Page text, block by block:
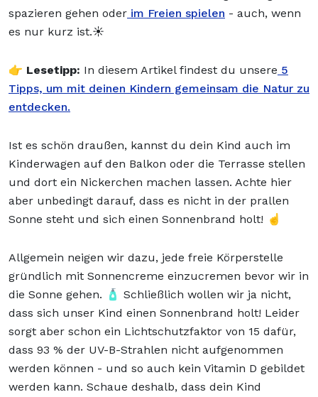
spazieren gehen oder im Freien spielen - auch, wenn
es nur kurz ist.☀️
👉 Lesetipp: In diesem Artikel findest du unsere 5
Tipps, um mit deinen Kindern gemeinsam die Natur zu
entdecken.
Ist es schön draußen, kannst du dein Kind auch im
Kinderwagen auf den Balkon oder die Terrasse stellen
und dort ein Nickerchen machen lassen. Achte hier
aber unbedingt darauf, dass es nicht in der prallen
Sonne steht und sich einen Sonnenbrand holt! ☝️
Allgemein neigen wir dazu, jede freie Körperstelle
gründlich mit Sonnencreme einzucremen bevor wir in
die Sonne gehen. 🧴 Schließlich wollen wir ja nicht,
dass sich unser Kind einen Sonnenbrand holt! Leider
sorgt aber schon ein Lichtschutzfaktor von 15 dafür,
dass 93 % der UV-B-Strahlen nicht aufgenommen
werden können - und so auch kein Vitamin D gebildet
werden kann. Schaue deshalb, dass dein Kind